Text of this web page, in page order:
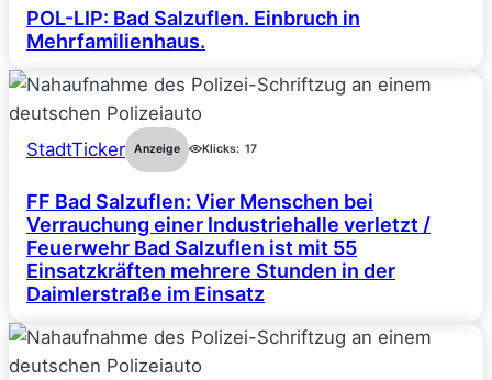
POL-LIP: Bad Salzuflen. Einbruch in
Mehrfamilienhaus.
StadtTicker Anzeige Klicks: 17
FF Bad Salzuflen: Vier Menschen bei
Verrauchung einer Industriehalle verletzt /
Feuerwehr Bad Salzuflen ist mit 55
Einsatzkräften mehrere Stunden in der
Daimlerstraße im Einsatz